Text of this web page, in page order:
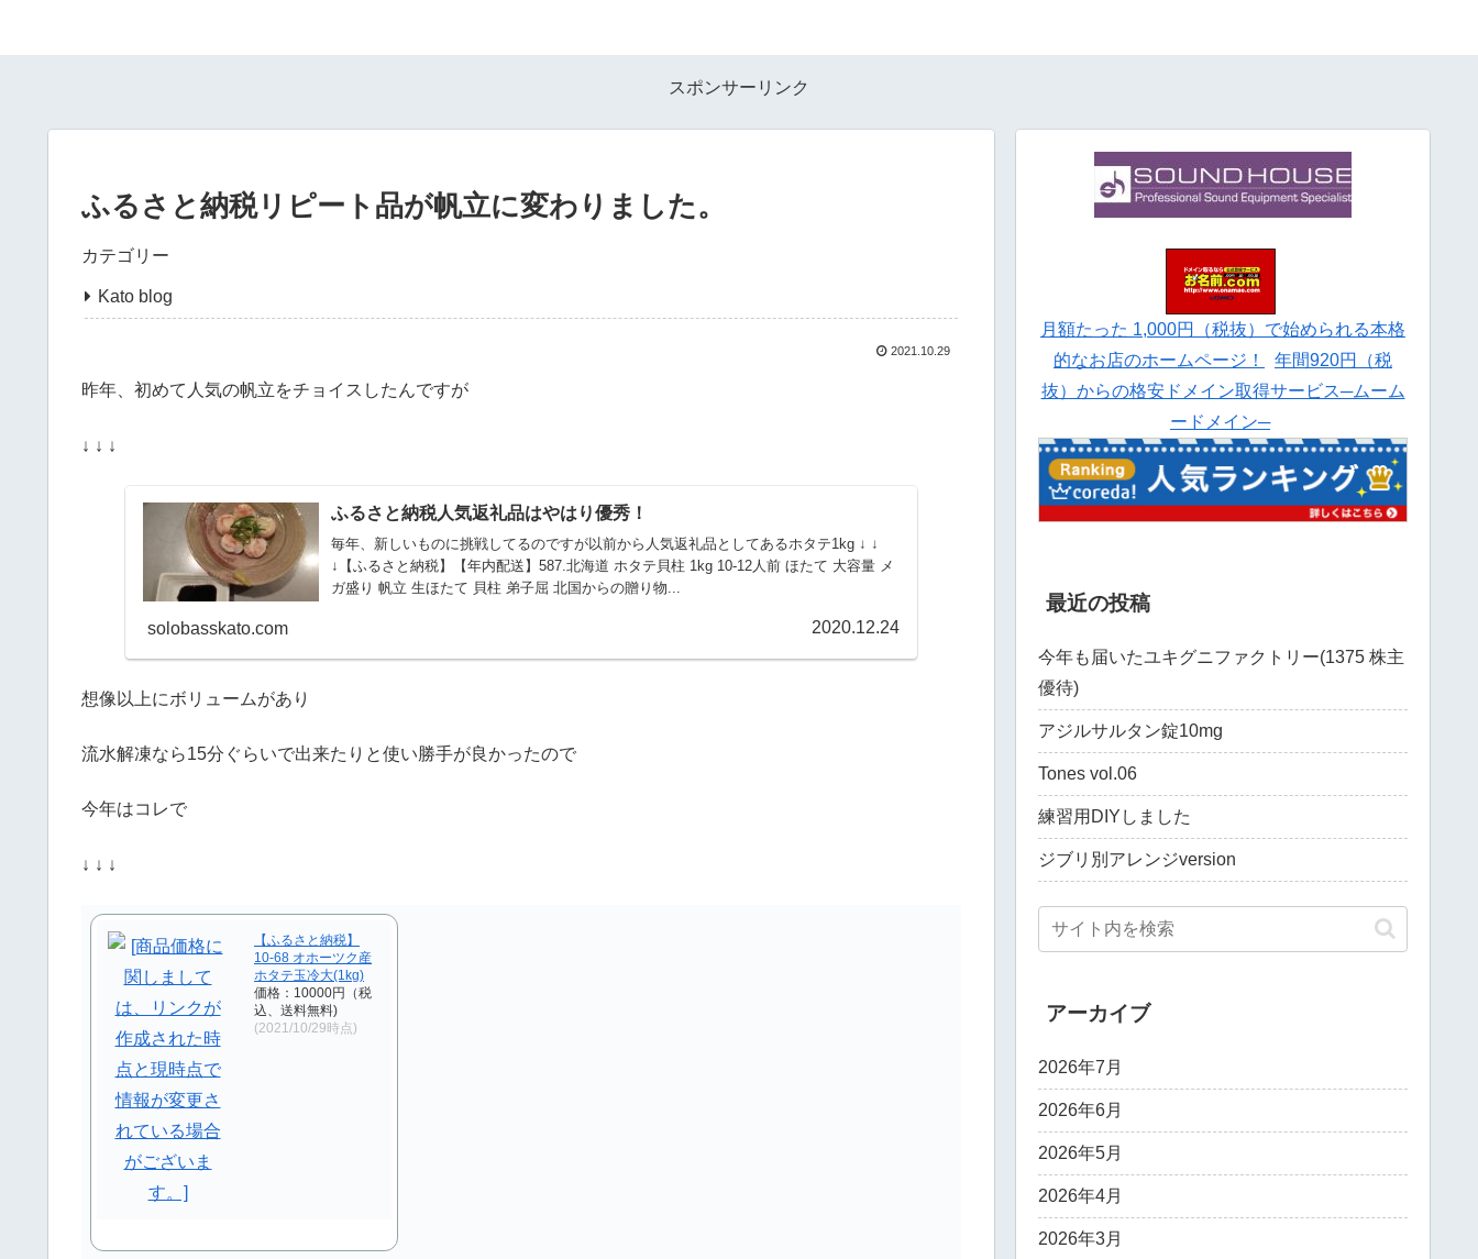
スポンサーリンク
ふるさと納税リピート品が帆立に変わりました。
カテゴリー
Kato blog
2021.10.29
昨年、初めて人気の帆立をチョイスしたんですが
↓ ↓ ↓
ふるさと納税人気返礼品はやはり優秀！
毎年、新しいものに挑戦してるのですが以前から人気返礼品としてあるホタテ1kg ↓ ↓
↓【ふるさと納税】【年内配送】587.北海道 ホタテ貝柱 1kg 10-12人前 ほたて 大容量 メ
ガ盛り 帆立 生ほたて 貝柱 弟子屈 北国からの贈り物...
solobasskato.com 2020.12.24
想像以上にボリュームがあり
流水解凍なら15分ぐらいで出来たりと使い勝手が良かったので
今年はコレで
↓ ↓ ↓
【ふるさと納税】
10-68 オホーツク産
ホタテ玉冷大(1kg)
価格：10000円（税
込、送料無料)
(2021/10/29時点)
月額たった 1,000円（税抜）で始められる本格
的なお店のホームページ！
年間920円（税
抜）からの格安ドメイン取得サービス─ムーム
ードメイン─
最近の投稿
今年も届いたユキグニファクトリー(1375 株主
優待)
アジルサルタン錠10mg
Tones vol.06
練習用DIYしました
ジブリ別アレンジversion
アーカイブ
2026年7月
2026年6月
2026年5月
2026年4月
2026年3月